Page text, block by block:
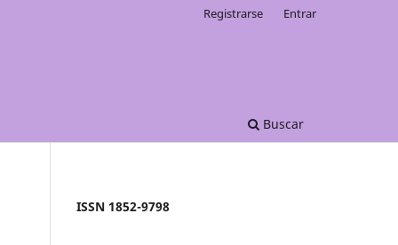
Buscar
Registrarse Entrar
ISSN 1852-9798